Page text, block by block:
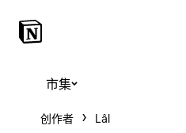
市集
创作者 Lâl